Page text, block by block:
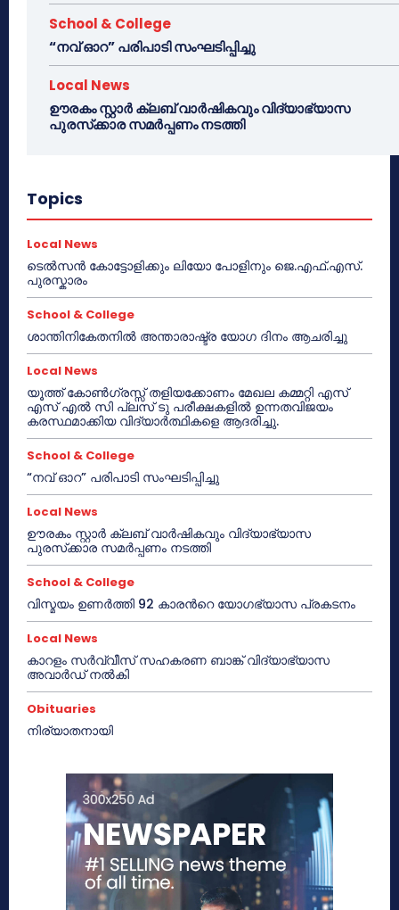
School & College
“നവ് ഓറ” പരിപാടി സംഘടിപ്പിച്ചു
Local News
ഊരകം സ്റ്റാർ ക്ലബ് വാർഷികവും വിദ്യാഭ്യാസ
പുരസ്‌ക്കാര സമർപ്പണം നടത്തി
Topics
Local News
ടെൽസൻ കോട്ടോളിക്കും ലിയോ പോളിനും ജെ.എഫ്.എസ്.
പുരസ്കാരം
School & College
ശാന്തിനികേതനിൽ അന്താരാഷ്ട്ര യോഗ ദിനം ആചരിച്ചു
Local News
യൂത്ത് കോൺഗ്രസ്സ് തളിയക്കോണം മേഖല കമ്മറ്റി എസ്
എസ് എൽ സി പ്ലസ് ടു പരീക്ഷകളിൽ ഉന്നതവിജയം
കരസ്ഥമാക്കിയ വിദ്യാർത്ഥികളെ ആദരിച്ചു.
School & College
“നവ് ഓറ” പരിപാടി സംഘടിപ്പിച്ചു
Local News
ഊരകം സ്റ്റാർ ക്ലബ് വാർഷികവും വിദ്യാഭ്യാസ
പുരസ്‌ക്കാര സമർപ്പണം നടത്തി
School & College
വിസ്മയം ഉണർത്തി 92 കാരൻറെ യോഗഭ്യാസ പ്രകടനം
Local News
കാറളം സർവ്വീസ് സഹകരണ ബാങ്ക് വിദ്യാഭ്യാസ
അവാർഡ് നൽകി
Obituaries
നിര്യാതനായി